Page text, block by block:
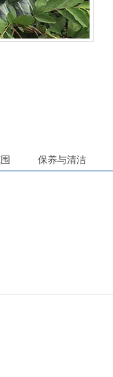
保养与清洁